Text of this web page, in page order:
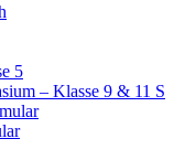
5
– Klasse 9 & 11 S